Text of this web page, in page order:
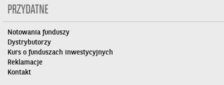
PRZYDATNE
Notowania funduszy
Dystrybutorzy
Kurs o funduszach inwestycyjnych
Reklamacje
Kontakt